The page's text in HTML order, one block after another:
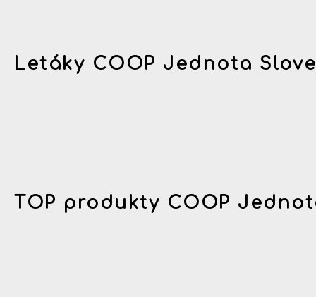
Letáky COOP Jednota
TOP produkty COOP